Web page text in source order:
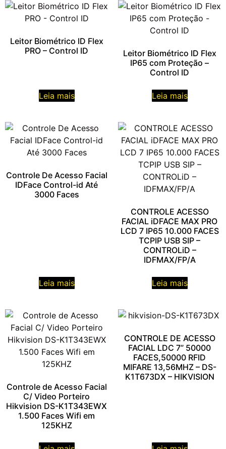
Leitor Biométrico ID Flex
PRO – Control ID
Leia mais
Leitor Biométrico ID Flex
IP65 com Proteção –
Control ID
Leia mais
Controle De Acesso Facial
IDFace Control-id Até
3000 Faces
Leia mais
CONTROLE ACESSO
FACIAL iDFACE MAX PRO
LCD 7 IP65 10.000 FACES
TCPIP USB SIP –
CONTROLiD –
IDFMAX/FP/A
Leia mais
Controle de Acesso Facial
C/ Video Porteiro
Hikvision DS-K1T343EWX
1.500 Faces Wifi em
125KHZ
CONTROLE DE ACESSO
FACIAL LDC 7” 50000
FACES,50000 RFID
MIFARE 13,56MHZ – DS-
K1T673DX – HIKVISION